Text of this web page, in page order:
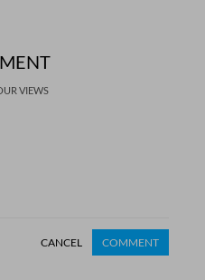
VIEWS
CANCEL COMMENT